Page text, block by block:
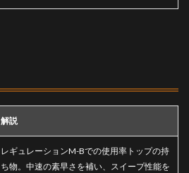
解説
レギュレーションM-Bでの使用率トップの持
ち物。中速の素早さを補い、スイープ性能を